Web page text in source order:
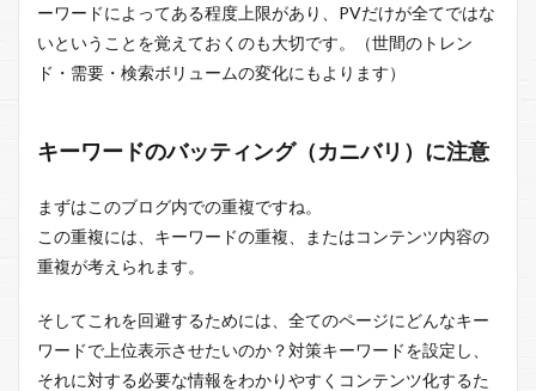
ーワードによってある程度上限があり、PVだけが全てではな
いということを覚えておくのも大切です。（世間のトレン
ド・需要・検索ボリュームの変化にもよります）
キーワードのバッティング（カニバリ）に注意
まずはこのブログ内での重複ですね。
この重複には、キーワードの重複、またはコンテンツ内容の
重複が考えられます。
そしてこれを回避するためには、全てのページにどんなキー
ワードで上位表示させたいのか？対策キーワードを設定し、
それに対する必要な情報をわかりやすくコンテンツ化するた